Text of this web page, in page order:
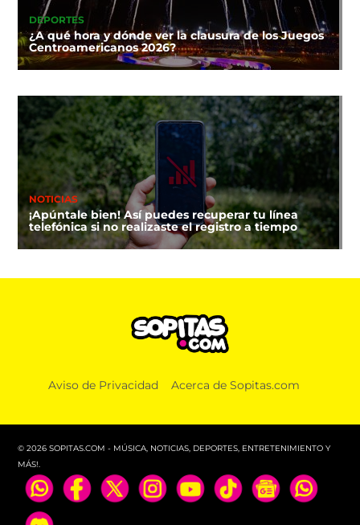
DEPORTES
¿A qué hora y dónde ver la clausura de los Juegos
Centroamericanos 2026?
NOTICIAS
¡Apúntale bien! Así puedes recuperar tu línea
telefónica si no realizaste el registro a tiempo
Aviso de Privacidad Acerca de Sopitas.com
© 2026 SOPITAS.COM - MÚSICA, NOTICIAS, DEPORTES, ENTRETENIMIENTO Y
MÁS!.